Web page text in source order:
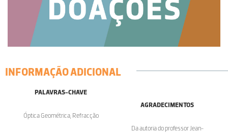
INFORMAÇÃO ADICIONAL
PALAVRAS-CHAVE
Óptica Geométrica, Refracção
AGRADECIMENTOS
Da autoria do professor Jean-